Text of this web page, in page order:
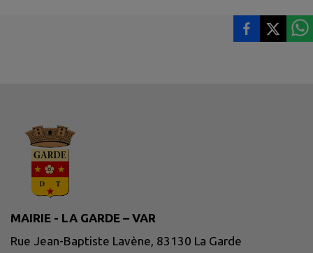
MAIRIE - LA GARDE – VAR
Rue Jean-Baptiste Lavène, 83130 La Garde